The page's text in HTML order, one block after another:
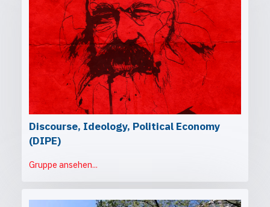
Discourse, Ideology, Political Economy
(DIPE)
Gruppe ansehen...